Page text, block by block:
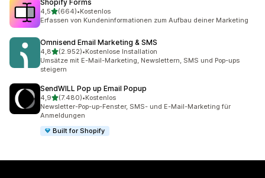
Shopify Forms
4,5von 5 Sternen
(664)
664 Rezensionen insgesamt
•Kostenlos
Erfassen von Kundeninformationen zum Aufbau deiner Marketing
Omnisend Email Marketing & SMS
4,8von 5 Sternen
(2.952)
2952 Rezensionen insgesamt
•Kostenlose Installation
Umsätze mit E-Mail-Marketing, Newslettern, SMS und Pop-ups
steigern
SendWILL Pop up Email Popup
4,9von 5 Sternen
(7.480)
7480 Rezensionen insgesamt
•Kostenlos
Newsletter-Pop-up-Fenster, SMS- und E-Mail-Marketing für
Anmeldungen
Built for Shopify